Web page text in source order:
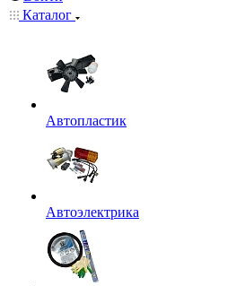
Каталог
Автопластик
Автоэлектрика